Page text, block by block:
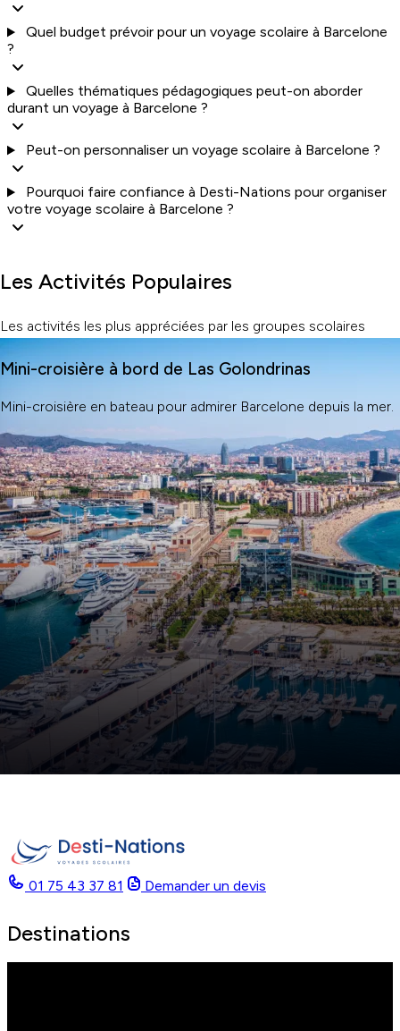
Quel budget prévoir pour un voyage scolaire à Barcelone
?
Quelles thématiques pédagogiques peut-on aborder
durant un voyage à Barcelone ?
Peut-on personnaliser un voyage scolaire à Barcelone ?
Pourquoi faire confiance à Desti-Nations pour organiser
votre voyage scolaire à Barcelone ?
Les Activités Populaires
Les activités les plus appréciées par les groupes scolaires
Mini-croisière à bord de Las Golondrinas
Mini-croisière en bateau pour admirer Barcelone depuis la mer.
01 75 43 37 81 Demander un devis
Destinations